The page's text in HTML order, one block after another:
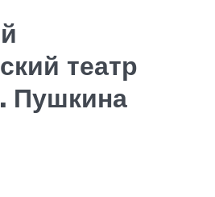
театр
Пушкина